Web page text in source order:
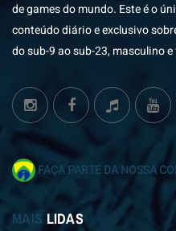
de games do mundo. Este é o
conteúdo diário e exclusivo
do sub-9 ao sub-23, masculino
FAÇA PARTE DA NOSSA
MAIS LIDAS